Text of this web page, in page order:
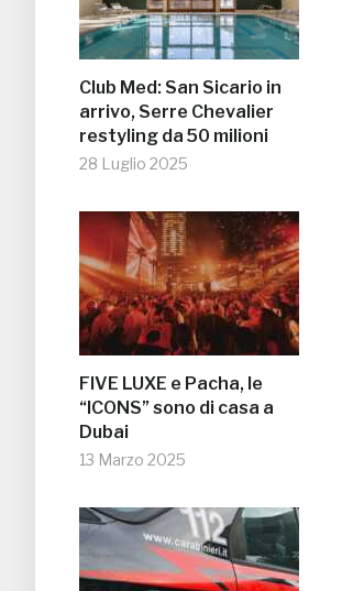
Club Med: San Sicario in
arrivo, Serre Chevalier
restyling da 50 milioni
28 Luglio 2025
FIVE LUXE e Pacha, le
“ICONS” sono di casa a
Dubai
13 Marzo 2025